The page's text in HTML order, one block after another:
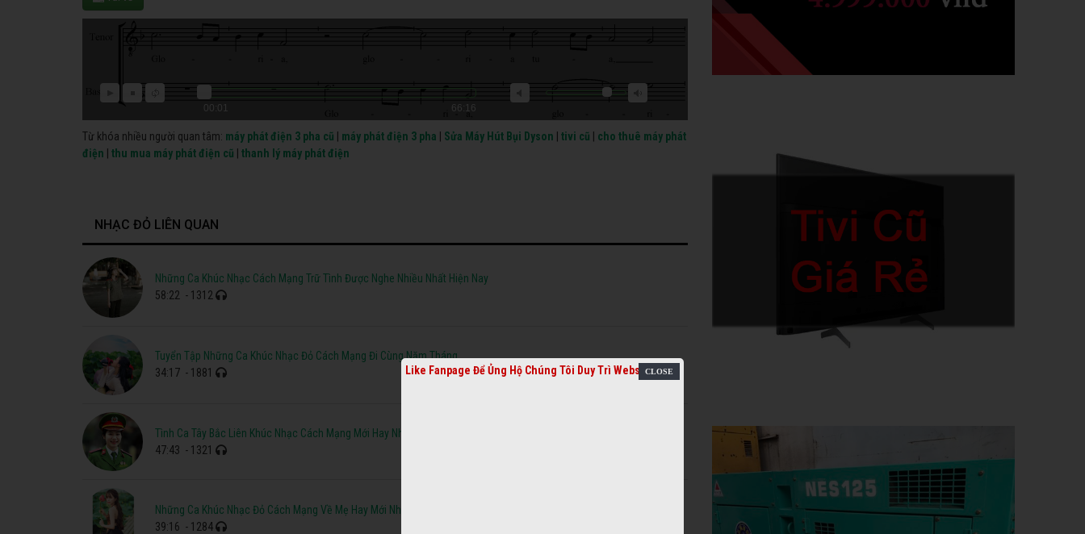
00:01 66:16
Từ khóa nhiều người quan tâm: máy phát điện 3 pha cũ máy phát điện 3 pha Sửa Máy Hút Bụi Dyson tivi cũ
cho thuê máy phát
điện
thu mua máy phát điện cũ thanh lý máy phát điện
NHẠC ĐỎ LIÊN QUAN
Những Ca Khúc Nhạc Cách Mạng Trữ Tình Được Nghe Nhiều Nhất Hiện Nay
58:22 - 1312
Tuyển Tập Những Ca Khúc Nhạc Đỏ Cách Mạng Đi Cùng Năm Tháng
34:17 - 1881
Tình Ca Tây Bắc Liên Khúc Nhạc Cách Mạng Mới Hay Nhất
47:43 - 1321
Những Ca Khúc Nhạc Đỏ Cách Mạng Về Mẹ Hay Mới Nhất
39:16 - 1284
Like Fanpage Để Ủng Hộ Chúng Tôi Duy Trì Website